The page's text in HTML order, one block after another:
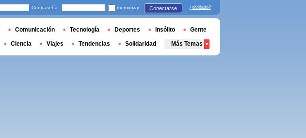
Contraseña memorizar Conectarse ¿olvidado?
Comunicación Tecnología Deportes Insólito Gente
Ciencia Viajes Tendencias Solidaridad Más Temas